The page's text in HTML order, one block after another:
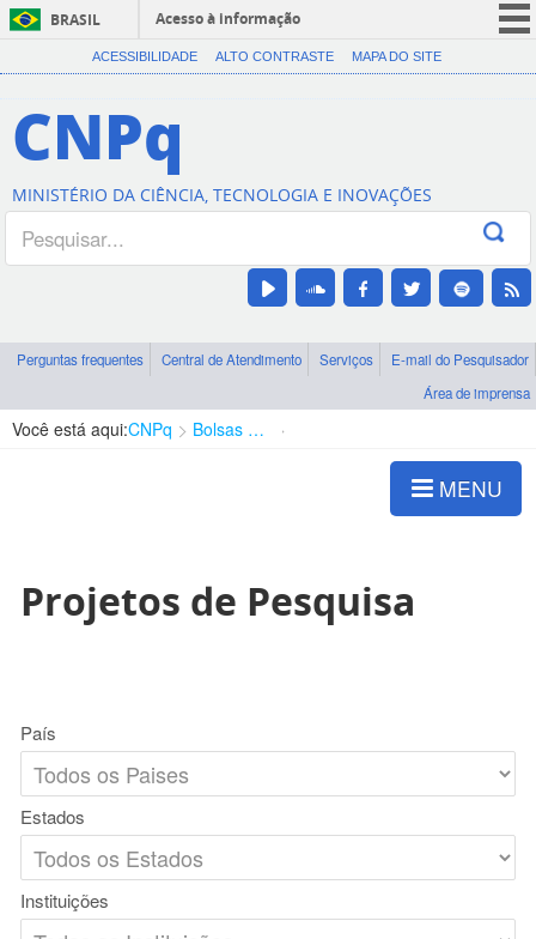
BRASIL
Acesso à informação
CORONAVÍRUS (COVID-19)
Canais
ACESSIBILIDADE ALTO CONTRASTE MAPA DO SITE
CNPq
MINISTÉRIO DA CIÊNCIA, TECNOLOGIA E INOVAÇÕES
Perguntas frequentes Central de Atendimento Serviços
E-mail do Pesquisador
Área de imprensa
Você está aqui:CNPq Bolsas e Auxílios Vigentes
MENU
Projetos de Pesquisa
País
Estados
Instituições